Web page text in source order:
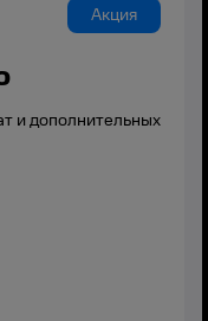
Акция
и дополнительных